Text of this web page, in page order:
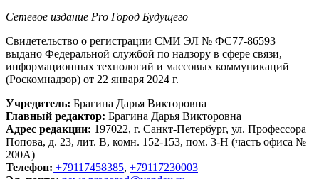
Сетевое издание Рrо Город Будущего
Свидетельство о регистрации СМИ ЭЛ № ФС77-86593
выдано Федеральной службой по надзору в сфере связи,
информационных технологий и массовых коммуникаций
(Роскомнадзор) от 22 января 2024 г.
Учредитель: Брагина Дарья Викторовна
Главный редактор: Брагина Дарья Викторовна
Адрес редакции: 197022, г. Санкт-Петербург, ул. Профессора
Попова, д. 23, лит. В, комн. 152-153, пом. 3-Н (часть офиса №
200А)
Телефон: +79117458385, +79117230003